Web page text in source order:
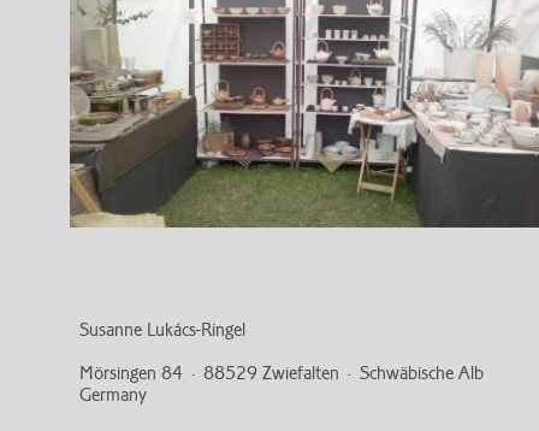
Susanne Lukács-Ringel
Mörsingen 84 · 88529 Zwiefalten · Schwäbische Alb
Germany